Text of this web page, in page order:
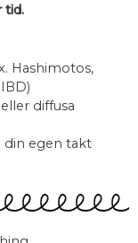
tid.
Hashimotos,
diffusa
din egen takt